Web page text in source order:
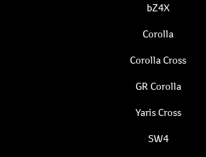
bZ4X
Corolla
Corolla Cross
GR Corolla
Yaris Cross
SW4